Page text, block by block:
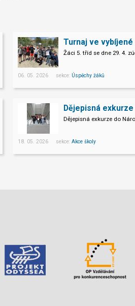
Turnaj ve vybíjené
Žáci 5. tříd se dne 29. 4.
06. 05. 2026 sekce: Úspěchy žáků
Dějepisná exkurze do
18. 05. 2026 sekce: Akce školy